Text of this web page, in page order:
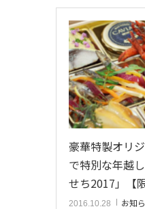
豪華特製オリ
で特別な年越
せち2017」【
2016.10.28 お知